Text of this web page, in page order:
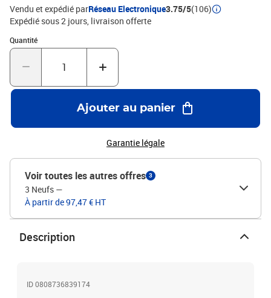
Vendu et expédié parRéseau Electronique3.75/5(106)
Expédié sous 2 jours livraison offerte
Quantité
Quantité : 1
Ajouter au panier
Garantie légale
Voir toutes les autres offres 3
3 Neufs —
À partir de 97,47 € HT
Description
ID 0808736839174